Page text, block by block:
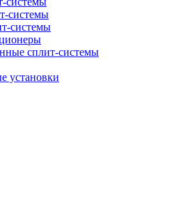
системы
системы
сплит-системы
установки